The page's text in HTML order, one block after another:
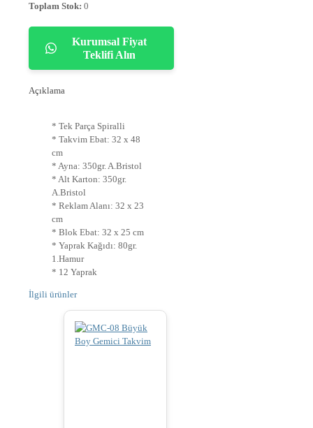
Toplam Stok: 0
Kurumsal Fiyat
Teklifi Alın
Açıklama
* Tek Parça Spiralli
* Takvim Ebat: 32 x 48
cm
* Ayna: 350gr. A.Bristol
* Alt Karton: 350gr.
A.Bristol
* Reklam Alanı: 32 x 23
cm
* Blok Ebat: 32 x 25 cm
* Yaprak Kağıdı: 80gr.
1.Hamur
* 12 Yaprak
İlgili ürünler